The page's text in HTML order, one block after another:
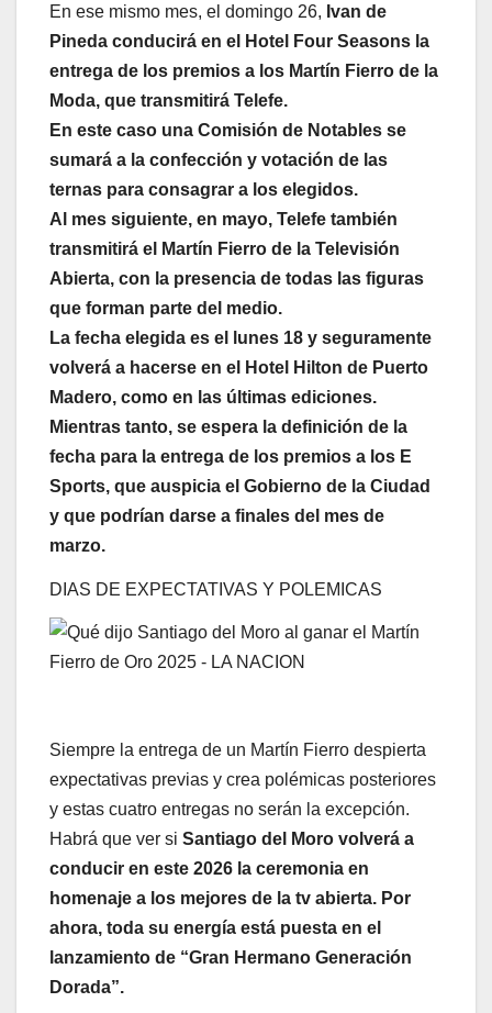
En ese mismo mes, el domingo 26, Ivan de
Pineda conducirá en el Hotel Four Seasons la
entrega de los premios a los Martín Fierro de la
Moda, que transmitirá Telefe.
En este caso una Comisión de Notables se
sumará a la confección y votación de las
ternas para consagrar a los elegidos.
Al mes siguiente, en mayo, Telefe también
transmitirá el Martín Fierro de la Televisión
Abierta, con la presencia de todas las figuras
que forman parte del medio.
La fecha elegida es el lunes 18 y seguramente
volverá a hacerse en el Hotel Hilton de Puerto
Madero, como en las últimas ediciones.
Mientras tanto, se espera la definición de la
fecha para la entrega de los premios a los E
Sports, que auspicia el Gobierno de la Ciudad
y que podrían darse a finales del mes de
marzo.
DIAS DE EXPECTATIVAS Y POLEMICAS
Siempre la entrega de un Martín Fierro despierta
expectativas previas y crea polémicas posteriores
y estas cuatro entregas no serán la excepción.
Habrá que ver si Santiago del Moro volverá a
conducir en este 2026 la ceremonia en
homenaje a los mejores de la tv abierta. Por
ahora, toda su energía está puesta en el
lanzamiento de “Gran Hermano Generación
Dorada”.